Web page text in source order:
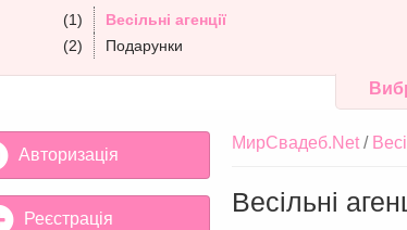
(1) Весільні агенції
(2) Подарунки
МирСвадеб.Net
Весільні
Авторизація
Реєстрація